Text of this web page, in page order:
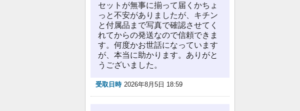
セットが無事に揃って届くかちょ
っと不安がありましたが、キチン
と付属品まで写真で確認させてく
れてからの発送なので信頼できま
す。何度かお世話になっています
が、本当に助かります。ありがと
うございました。
受取日時 2026年8月5日 18:59